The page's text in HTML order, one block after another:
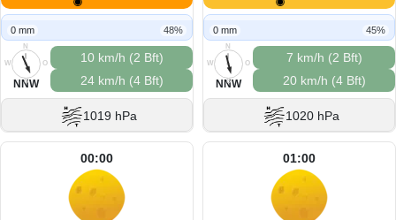
0 mm 48%
N
O
S
W
NNW
10 km/h (2 Bft)
24 km/h (4 Bft)
1019 hPa
0 mm 45%
N
O
S
W
NNW
7 km/h (2 Bft)
20 km/h (4 Bft)
1020 hPa
00:00 01:00